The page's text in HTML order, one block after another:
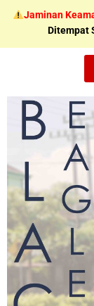
Jaminan
Ditempat